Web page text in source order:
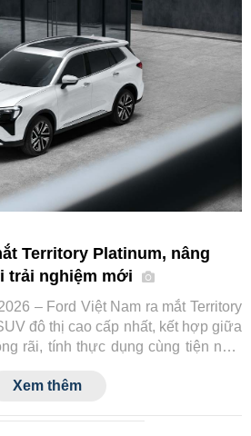
ngành vận tải dịch vụ tại Việt Nam.
Territory Platinum, nâng
trải nghiệm mới
– Ford Việt Nam ra mắt Territory
đô thị cao cấp nhất, kết hợp giữa
rãi, tính thực dụng cùng tiện nghi
Xem thêm